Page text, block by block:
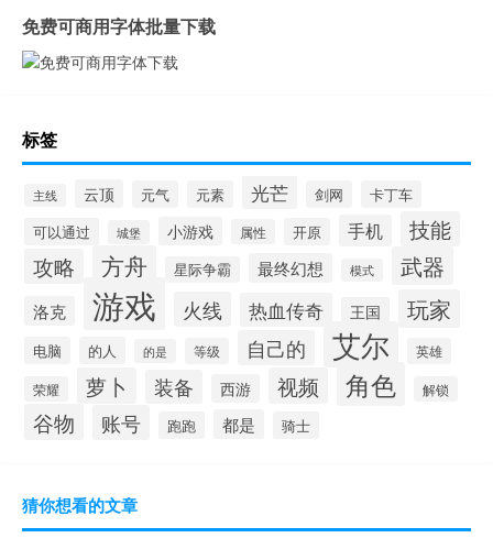
免费可商用字体批量下载
标签
主线 云顶 元气 元素 光芒 剑网
卡丁车
可以通过
城堡 小游戏 属性 开原 手机
技能
攻略
方舟 星际争霸 最终幻想 模式 武器
洛克 游戏 火线 热血传奇 王国 玩家
电脑 的人 的是 等级 自己的 艾尔 英雄
荣耀 萝卜 装备 西游 视频 角色 解锁
谷物 账号 跑跑 都是 骑士
猜你想看的文章